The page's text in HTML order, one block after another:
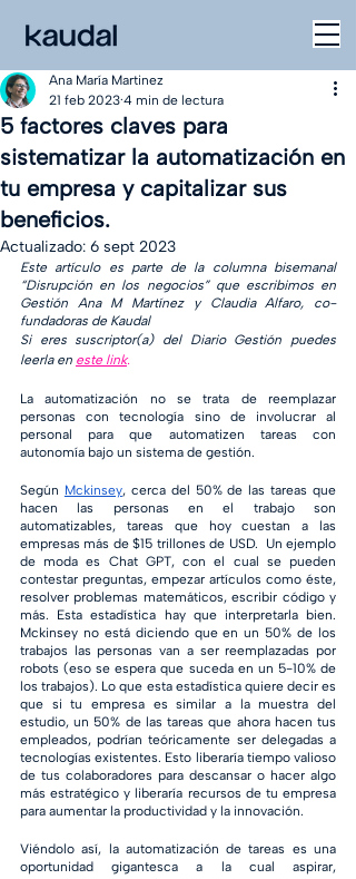
5 factores claves para
sistematizar la automatización en
tu empresa y capitalizar sus
beneficios.
Ana María Martinez
21 feb 2023 4 min de lectura
Actualizado: 6 sept 2023
Este artículo es parte de la columna bisemanal
“Disrupción en los negocios” que escribimos en
Gestión Ana M Martínez y Claudia Alfaro, co-
fundadoras de Kaudal
Si eres suscriptor(a) del Diario Gestión puedes
leerla en este link.
La automatización no se trata de reemplazar
personas con tecnología sino de involucrar al
personal para que automatizen tareas con
autonomía bajo un sistema de gestión.
Según Mckinsey, cerca del 50% de las tareas que
hacen las personas en el trabajo son
automatizables, tareas que hoy cuestan a las
empresas más de $15 trillones de USD.  Un ejemplo
de moda es Chat GPT, con el cual se pueden
contestar preguntas, empezar artículos como éste,
resolver problemas matemáticos, escribir código y
más. Esta estadística hay que interpretarla bien.
Mckinsey no está diciendo que en un 50% de los
trabajos las personas van a ser reemplazadas por
robots (eso se espera que suceda en un 5-10% de
los trabajos). Lo que esta estadística quiere decir es
que si tu empresa es similar a la muestra del
estudio, un 50% de las tareas que ahora hacen tus
empleados, podrían teóricamente ser delegadas a
tecnologías existentes. Esto liberaría tiempo valioso
de tus colaboradores para descansar o hacer algo
más estratégico y liberaría recursos de tu empresa
para aumentar la productividad y la innovación.
Viéndolo así, la automatización de tareas es una
oportunidad gigantesca a la cual aspirar,